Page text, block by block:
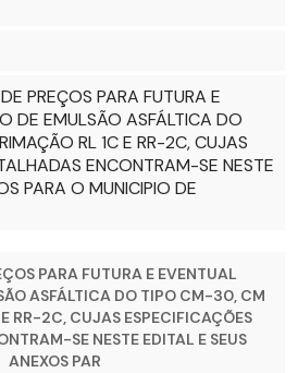
PREÇOS PARA FUTURA E
DE EMULSÃO ASFÁLTICA DO
RL 1C E RR-2C, CUJAS
ENCONTRAM-SE NESTE
PARA O MUNICIPIO DE
PARA FUTURA E EVENTUAL
ASFÁLTICA DO TIPO CM-30, CM
RR-2C, CUJAS ESPECIFICAÇÕES
SE NESTE EDITAL E SEUS
ANEXOS PAR